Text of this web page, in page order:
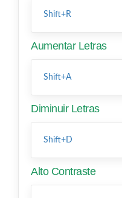
Shift+R
Aumentar Letras
Shift+A
Diminuir Letras
Shift+D
Alto Contraste